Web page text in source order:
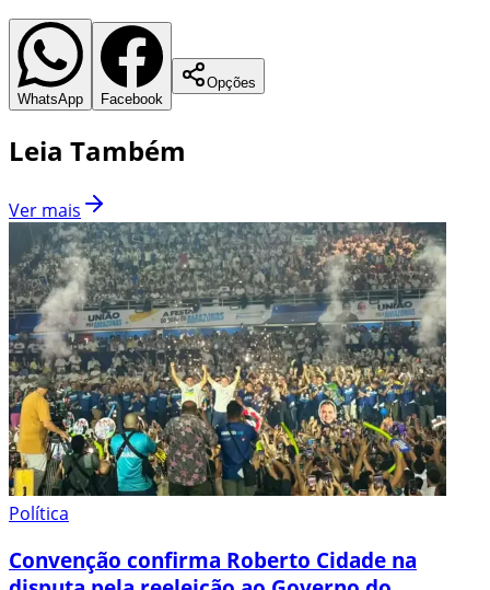
WhatsApp Facebook
Opções
Leia Também
Ver mais
Política
Convenção confirma Roberto Cidade na